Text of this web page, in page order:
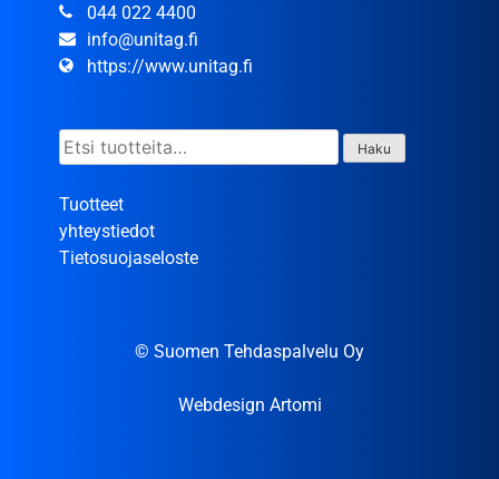
044 022 4400
info@unitag.fi
https://www.unitag.fi
Etsi: Haku
Tuotteet
yhteystiedot
Tietosuojaseloste
© Suomen Tehdaspalvelu Oy
Webdesign Artomi